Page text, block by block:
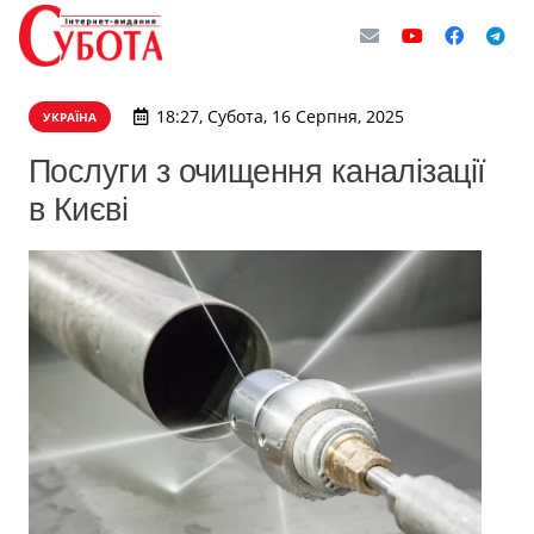
УКРАЇНА 18:27, Субота, 16 Серпня, 2025
Послуги з очищення каналізації
в Києві